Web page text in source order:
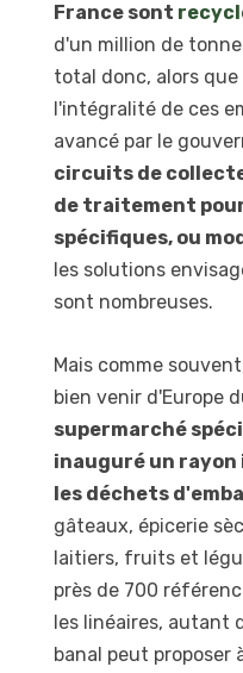
France sont
d'un million de
total donc, alors
l'intégralité de ces
avancé par le
circuits de
de traitement
spécifiques, ou
les solutions
sont nombreuses.
Mais comme
bien venir d'Europe
supermarché
inauguré un
les déchets
gâteaux, épicerie
laitiers, fruits et
près de 700
les linéaires, autant
banal peut proposer